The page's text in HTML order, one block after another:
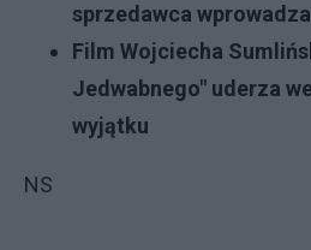
sprzedawca wprowadza
Film Wojciecha
Jedwabnego" uderza
wyjątku
NS